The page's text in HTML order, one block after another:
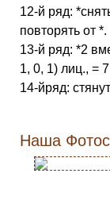
12-й ряд:
повторять от *.
13-й ряд: *2
1, 0, 1) лиц., =
14-йряд:
Наша